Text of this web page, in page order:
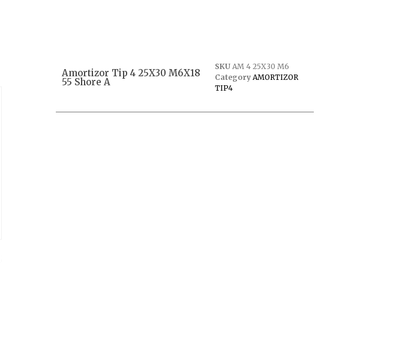
Amortizor Tip 4 25X30 M6X18
55 Shore A
SKU AM 4 25X30 M6
Category AMORTIZOR
TIP4